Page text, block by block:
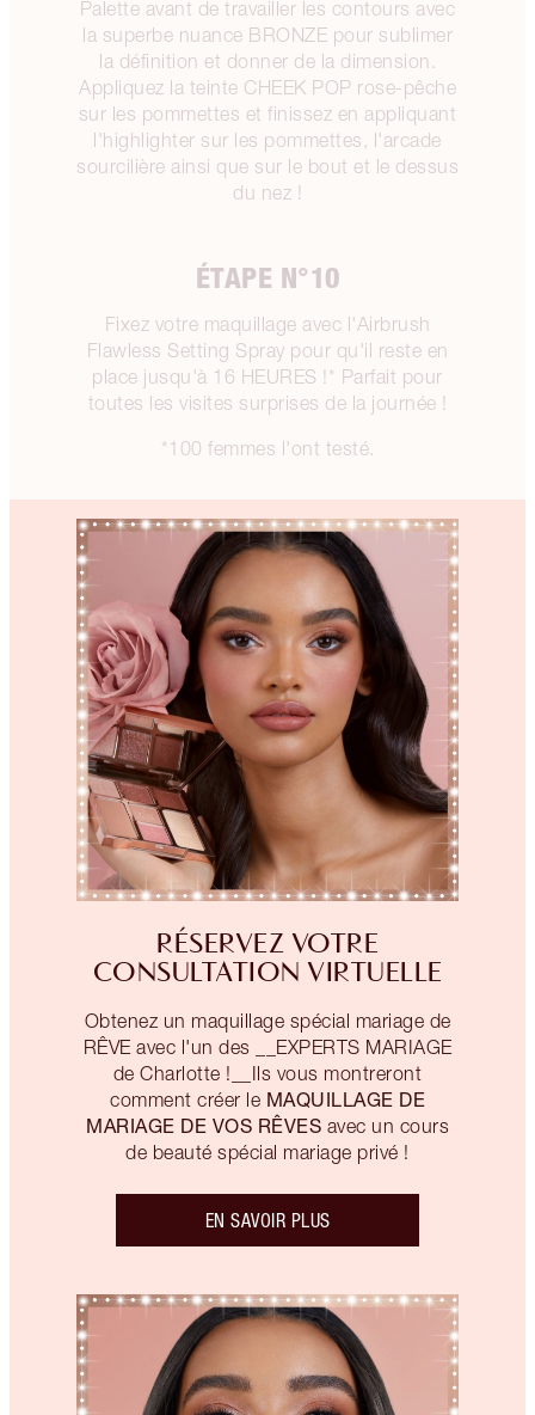
Palette avant de travailler les contours avec
la superbe nuance BRONZE pour sublimer
la définition et donner de la dimension.
Appliquez la teinte CHEEK POP rose-pêche
sur les pommettes et finissez en appliquant
l'highlighter sur les pommettes, l'arcade
sourcilière ainsi que sur le bout et le dessus
du nez !
ÉTAPE N°10
Fixez votre maquillage avec l'Airbrush
Flawless Setting Spray pour qu'il reste en
place jusqu'à 16 HEURES !* Parfait pour
toutes les visites surprises de la journée !
*100 femmes l'ont testé.
RÉSERVEZ VOTRE
CONSULTATION VIRTUELLE
Obtenez un maquillage spécial mariage de
RÊVE avec l'un des __EXPERTS MARIAGE
de Charlotte !__Ils vous montreront
comment créer le MAQUILLAGE DE
MARIAGE DE VOS RÊVES avec un cours
de beauté spécial mariage privé !
EN SAVOIR PLUS